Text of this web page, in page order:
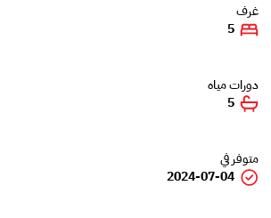
غرف
5
دورات مياه
5
متوفر في
2024-07-04